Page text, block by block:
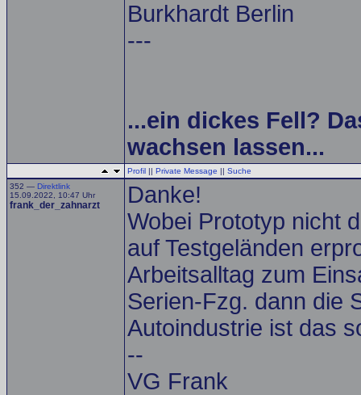
Burkhardt Berlin
---
...ein dickes Fell?
wachsen lassen...
Profil || Private Message || Suche
352 — Direktlink
15.09.2022, 10:47 Uhr
frank_der_zahnarzt
Danke!
Wobei Prototyp nicht
auf Testgeländen
Arbeitsalltag zum
Serien-Fzg. dann die
Autoindustrie ist das
--
VG Frank